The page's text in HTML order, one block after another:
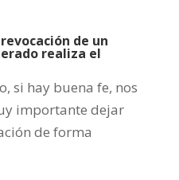
de un
realiza el
si hay buena fe, nos
importante dejar
de forma